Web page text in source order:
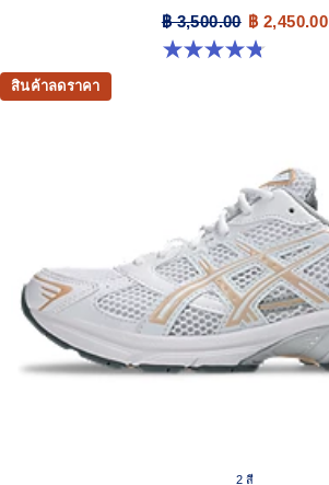
฿ 3,500.00 ฿ 2,450.00
4.8 จาก 5 ดาว 179 รีวิว
สินค้าลดราคา
2 สี